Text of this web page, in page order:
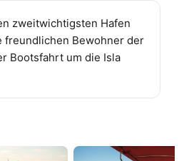
zweitwichtigsten Hafen
freundlichen Bewohner der
Bootsfahrt um die Isla